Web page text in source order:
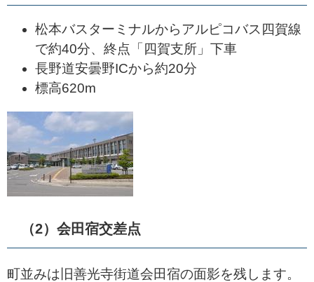
松本バスターミナルからアルピコバス四賀線
で約40分、終点「四賀支所」下車
長野道安曇野ICから約20分
標高620m
（2）会田宿交差点
町並みは旧善光寺街道会田宿の面影を残します。